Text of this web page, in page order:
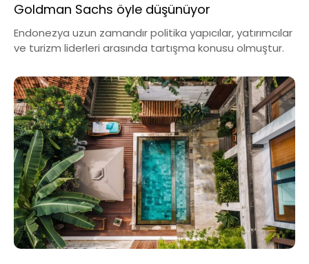
Goldman Sachs öyle düşünüyor
Endonezya uzun zamandır politika yapıcılar, yatırımcılar
ve turizm liderleri arasında tartışma konusu olmuştur.